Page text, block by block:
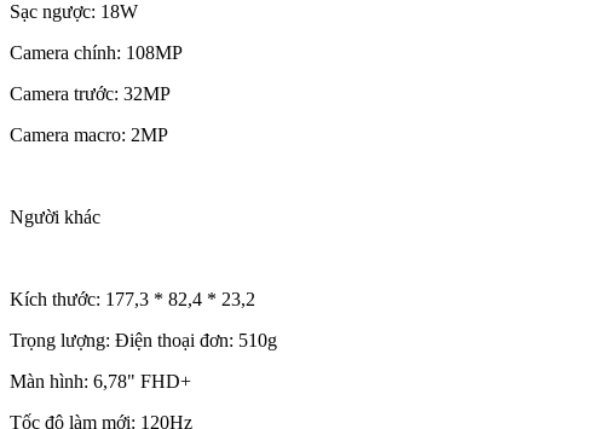
Sạc ngược: 18W
Camera chính: 108MP
Camera trước: 32MP
Camera macro: 2MP
Người khác
Kích thước: 177,3 * 82,4 * 23,2
Trọng lượng: Điện thoại đơn: 510g
Màn hình: 6,78" FHD+
Tốc độ làm mới: 120Hz